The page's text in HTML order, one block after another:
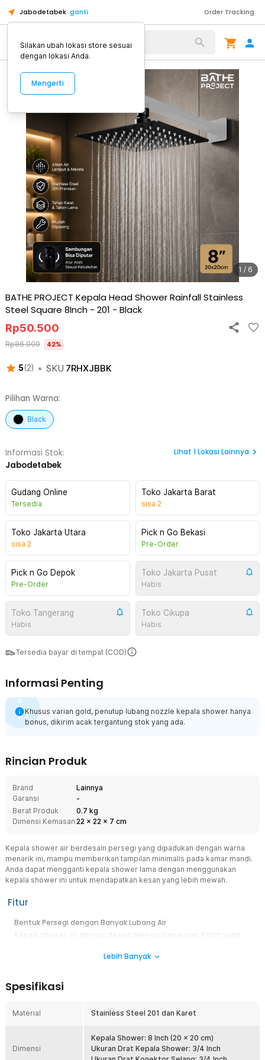
Jabodetabek ganti Order Tracking
Alat Kopi
1 / 6
BATHE PROJECT Kepala Head Shower Rainfall Stainless
Steel Square 8Inch - 201 - Black
5(2) • SKU 7RHXJBBK
Rp50.500
Rp86.900 42%
Pilihan Warna:
Black
Informasi Stok:
Jabodetabek
Lihat 1Lokasi Lainnya
Gudang Online
Tersedia
Toko Jakarta Barat
sisa 2
Toko Jakarta Utara
sisa 2
Pick n Go Bekasi
Pre-Order
Pick n Go Depok
Pre-Order
Toko Jakarta Pusat
Habis
Toko Tangerang
Habis
Toko Cikupa
Habis
Tersedia bayar di tempat (COD)
Informasi Penting
Khusus varian gold, penutup lubang nozzle kepala shower hanya
bonus, dikirim acak tergantung stok yang ada.
Rincian Produk
Brand
Lainnya
Garansi
-
Berat Produk
0.7 kg
Dimensi Kemasan 22 x 22 x 7 cm
Kepala shower air berdesain persegi yang dipadukan dengan warna
menarik ini, mampu memberikan tampilan minimalis pada kamar mandi.
Anda dapat mengganti kepala shower lama dengan menggunakan
kepala shower ini untuk mendapatkan kesan yang lebih mewah.
Fitur
Bentuk Persegi dengan Banyak Lubang Air
Kepala shower air dengan desain persegi berukuran 8 Inch yang
tetap minimalis untuk kamar mandi Anda. Kepala shower ini memiliki
menjadi lebih optimal.
Terbuat dari material stainless steel 201 dengan kualitas terbaik di
tahan lama untuk penggunaan dalam jangka panjang. Lubang-
lubang karet sebanyak 100 buah menjamin lancarnya aliran air
Lebih Banyak
Spesifikasi
Material Stainless Steel 201 dan Karet
Dimensi
Kepala Shower: 8 Inch (20 x 20 cm)
Ukuran Drat Kepala Shower: 3/4 Inch
Silakan ubah lokasi store sesuai
dengan lokasi Anda.
Mengerti